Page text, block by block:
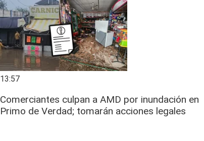
13:57
Comerciantes culpan a AMD por inundación en
Primo de Verdad; tomarán acciones legales